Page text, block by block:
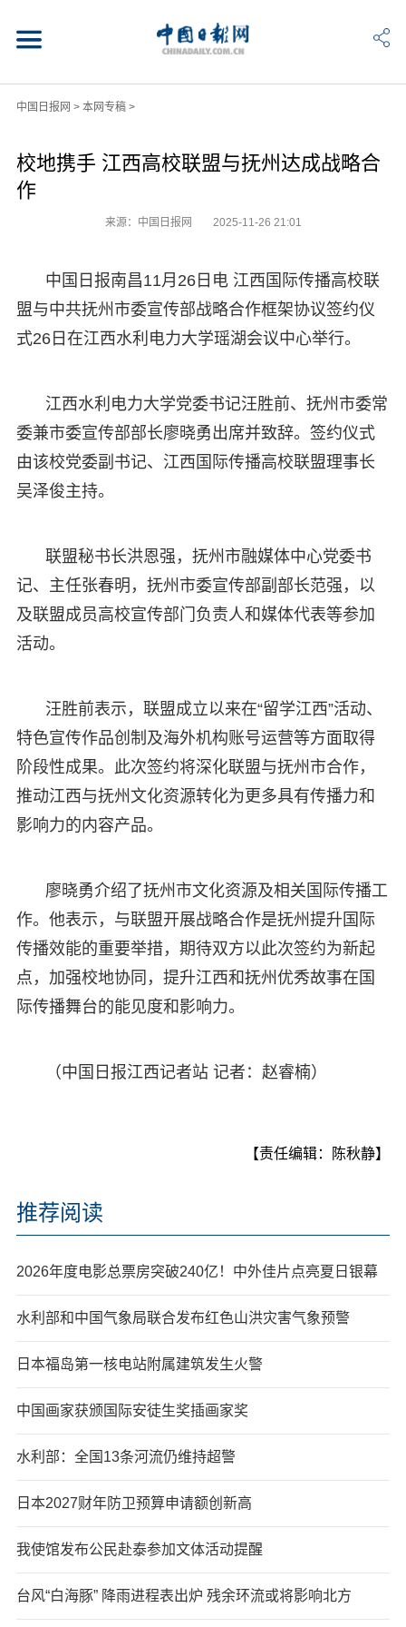
中国日报网 > 本网专稿>
校地携手 江西高校联盟与抚州达成战略合
作
来源：中国日报网 2025-11-26 21:01
中国日报南昌11月26日电 江西国际传播高校联
盟与中共抚州市委宣传部战略合作框架协议签约仪
式26日在江西水利电力大学瑶湖会议中心举行。
江西水利电力大学党委书记汪胜前、抚州市委常
委兼市委宣传部部长廖晓勇出席并致辞。签约仪式
由该校党委副书记、江西国际传播高校联盟理事长
吴泽俊主持。
联盟秘书长洪恩强，抚州市融媒体中心党委书
记、主任张春明，抚州市委宣传部副部长范强，以
及联盟成员高校宣传部门负责人和媒体代表等参加
活动。
汪胜前表示，联盟成立以来在“留学江西”活动、
特色宣传作品创制及海外机构账号运营等方面取得
阶段性成果。此次签约将深化联盟与抚州市合作，
推动江西与抚州文化资源转化为更多具有传播力和
影响力的内容产品。
廖晓勇介绍了抚州市文化资源及相关国际传播工
作。他表示，与联盟开展战略合作是抚州提升国际
传播效能的重要举措，期待双方以此次签约为新起
点，加强校地协同，提升江西和抚州优秀故事在国
际传播舞台的能见度和影响力。
（中国日报江西记者站 记者：赵睿楠）
【责任编辑：陈秋静】
推荐阅读
2026年度电影总票房突破240亿！中外佳片点亮夏日银幕
水利部和中国气象局联合发布红色山洪灾害气象预警
日本福岛第一核电站附属建筑发生火警
中国画家获颁国际安徒生奖插画家奖
水利部：全国13条河流仍维持超警
日本2027财年防卫预算申请额创新高
我使馆发布公民赴泰参加文体活动提醒
台风“白海豚” 降雨进程表出炉 残余环流或将影响北方